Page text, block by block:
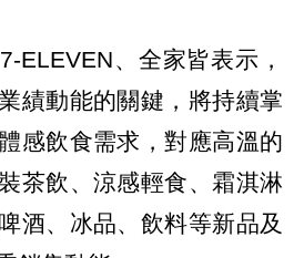
、全家皆表示，
績動能的關鍵，將持續掌
感飲食需求，對應高溫的
茶飲、涼感輕食、霜淇淋
酒、冰品、飲料等新品及